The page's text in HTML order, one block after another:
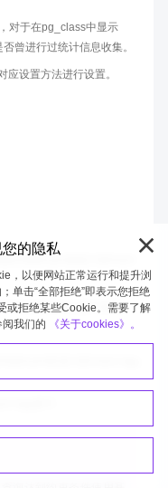
对于在pg_class中显示
曾进行过统计信息收集。
应设置方法进行设置。
向列的hash表设计的Hash
中对应设置方法进行设置。
的hash表设计的Hash Agg
Agg算子。
的隐私
，以便网站正常运行和提升浏
单击“全部拒绝”即表示您拒绝
或拒绝某些Cookie。需要了解
我们的
《关于cookies》。